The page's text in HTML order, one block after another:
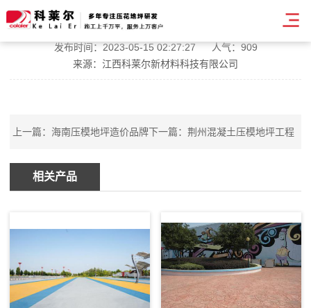
南川艺术压模地坪施工
发布时间：2023-05-15 02:27:27
人气：909
来源：江西科莱尔新材料科技有限公司
上一篇： 海南压模地坪造价品牌下一篇：荆州混凝土压模地坪工程
相关产品